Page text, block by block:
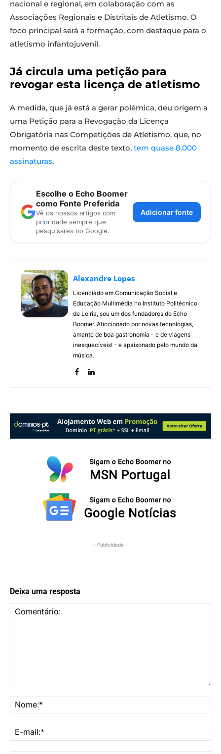
nacional e regional, em colaboração com as
Associações Regionais e Distritais de Atletismo. O
foco principal será a formação, com destaque para o
atletismo infantojuvenil.
Já circula uma petição para
revogar esta licença de atletismo
A medida, que já está a gerar polémica, deu origem a
uma Petição para a Revogação da Licença
Obrigatória nas Competições de Atletismo, que, no
momento de escrita deste texto, tem quase 8.000
assinaturas.
Escolhe o Echo Boomer
como Fonte Preferida
Vê os nossos artigos com
prioridade sempre que
pesquisares no Google.
Adicionar fonte
Alexandre Lopes
Licenciado em Comunicação Social e
Educação Multimédia no Instituto Politécnico
de Leiria, sou um dos fundadores do Echo
Boomer. Aficcionado por novas tecnologias,
amante de boa gastronomia - e de viagens
inesquecíveis! - e apaixonado pelo mundo da
música.
- Publicidade -
Deixa uma resposta